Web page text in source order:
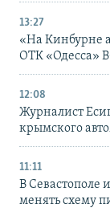
13:27
«На Кинбурне
ОТК «Одесса»
12:08
Журналист
крымского
11:11
В Севастополе
менять схему